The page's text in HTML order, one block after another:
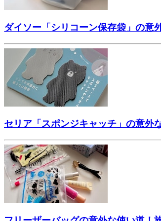
ダイソー「シリコーン保存袋」の意
セリア「スポンジキャッチ」の意外